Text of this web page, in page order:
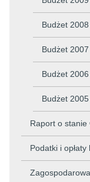
Budżet 2008
Budżet 2007
Budżet 2006
Budżet 2005
Raport o stanie
Podatki i opłaty